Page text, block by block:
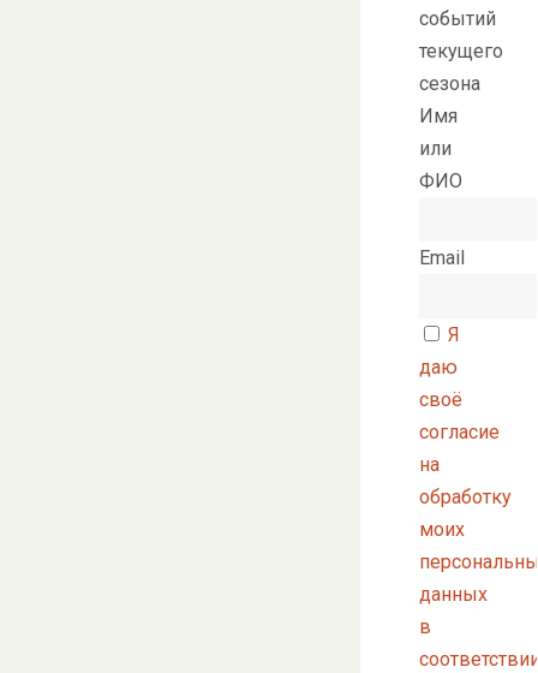
событий
текущего
сезона
Имя
или
ФИО
Email
Я
даю
своё
согласие
на
обработку
моих
данных
в